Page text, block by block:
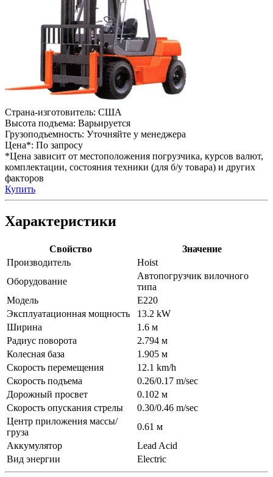
Страна-изготовитель: США
Высота подъема: Варьируется
Грузоподъемность: Уточняйте у менеджера
Цена*: По запросу
*Цена зависит от местоположения погрузчика, курсов валют,
комплектации, состояния техники (для б/у товара) и других
факторов
Купить
Характеристики
Свойство
Значение
Производитель
Hoist
Оборудование
Автопогрузчик вилочного
типа
Модель
E220
Эксплуатационная мощность
13.2 kW
Ширина
1.6 м
Радиус поворота
2.794 м
Колесная база
1.905 м
Скорость перемещения
12.1 km/h
Скорость подъема
0.26/0.17 m/sec
Дорожный просвет
0.102 м
Скорость опускания стрелы
0.30/0.46 m/sec
Центр приложения массы/
груза
0.61 м
Аккумулятор
Lead Acid
Вид энергии
Electric